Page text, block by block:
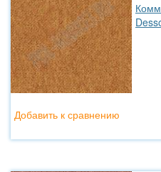
Добавить к сравнению